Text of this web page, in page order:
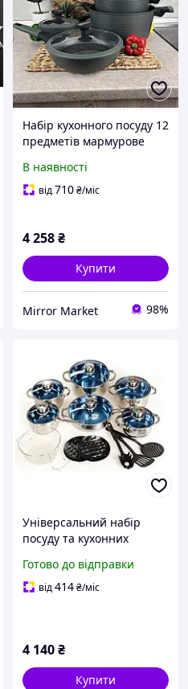
Набір кухонного посуду 12
предметів мармурове
каструлі казани для дому
з кришками еденберг
В наявності
від710₴/міс
4 258₴
Купити
Mirror Market 98%
Універсальний набір
посуду та кухонних
1801B для щоденного
приготування
Готово до відправки
від414₴/міс
4 140₴
Купити